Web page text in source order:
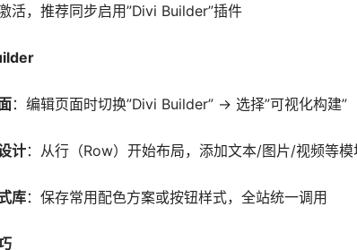
活，推荐同步启用”Divi Builder”插件
：编辑页面时切换”Divi Builder” → 选择”可视化构建”
计：从行（Row）开始布局，添加文本/图片/视频等
库：保存常用配色方案或按钮样式，全站统一调用